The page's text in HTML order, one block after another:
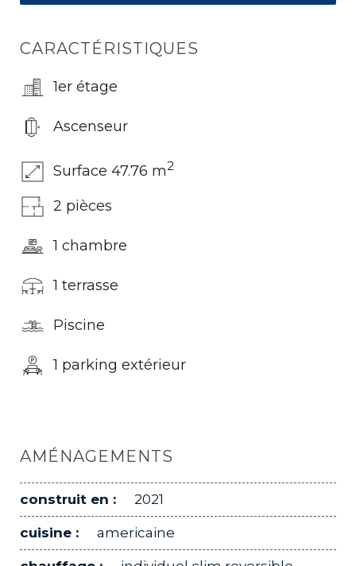
CARACTÉRISTIQUES
1er étage
Ascenseur
Surface 47.76 m2
2 pièces
1 chambre
1 terrasse
Piscine
1 parking extérieur
AMÉNAGEMENTS
construit en : 2021
cuisine : americaine